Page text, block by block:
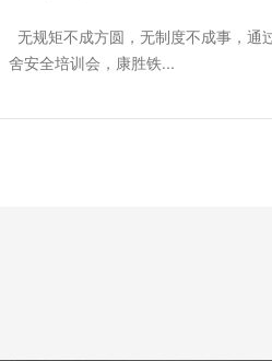
无规矩不成方圆，无制度不成事，通
舍安全培训会，康胜铁...